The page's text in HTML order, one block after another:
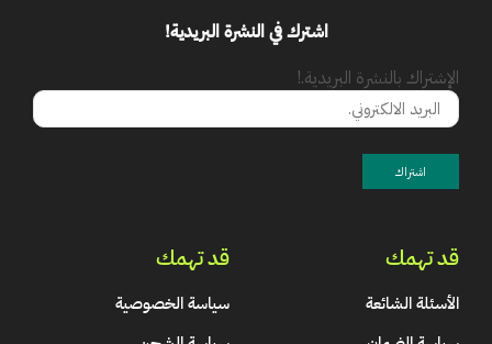
اشترك في النشرة البريدية!
الإشتراك بالنشرة البريدية.!
قد تهمك
الأسئلة الشائعة
قد تهمك
سياسة الخصوصية